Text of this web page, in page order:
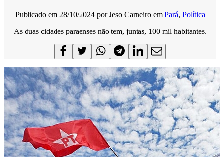
Publicado em 28/10/2024 porJeso Carneiro em Pará, Política
As duas cidades paraenses não tem, juntas, 100 mil habitantes.